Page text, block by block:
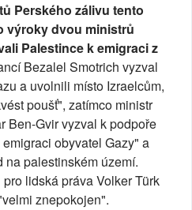
Perského zálivu tento
výroky dvou ministrů
Palestince k emigraci z
Bezalel Smotrich vyzval
a uvolnili místo Izraelcům,
poušť", zatímco ministr
Ben-Gvir vyzval k podpoře
obyvatel Gazy" a
palestinském území.
lidská práva Volker Türk
znepokojen".